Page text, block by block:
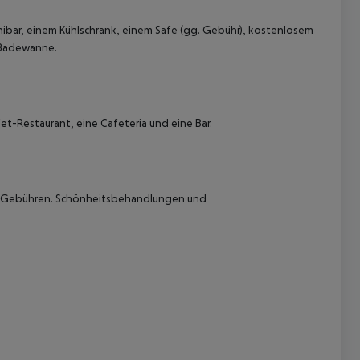
einem Kühlschrank, einem Safe (gg. Gebühr), kostenlosem
Restaurant, eine Cafeteria und eine Bar.
Schönheitsbehandlungen und